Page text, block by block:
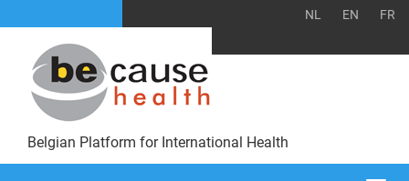
NL EN FR
Belgian Platform for International Health